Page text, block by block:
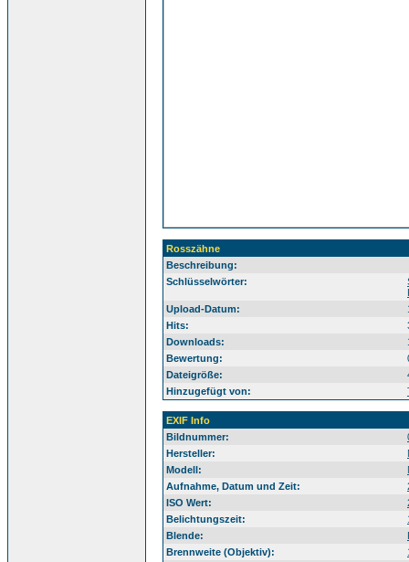
Rosszähne
Beschreibung:
Schlüsselwörter:
Upload-Datum:
Hits:
Downloads:
Bewertung:
Dateigröße:
Hinzugefügt von:
EXIF Info
Bildnummer:
Hersteller:
Modell:
Aufnahme, Datum und Zeit:
ISO Wert:
Belichtungszeit:
Blende:
Brennweite (Objektiv):